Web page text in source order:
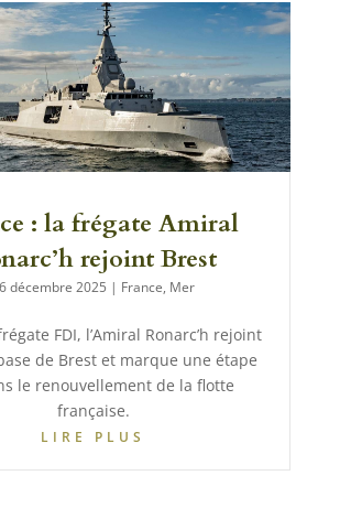
: la frégate Amiral
rejoint Brest
décembre 2025 | France, Mer
FDI, l’Amiral Ronarc’h rejoint
de Brest et marque une étape
le renouvellement de la flotte
française.
LIRE PLUS